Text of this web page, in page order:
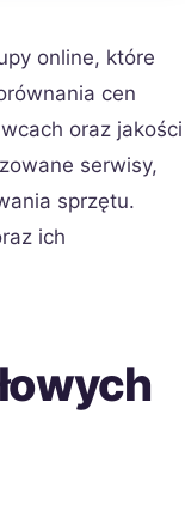
online, które
cen
oraz jakości
serwisy,
sprzętu.
ich